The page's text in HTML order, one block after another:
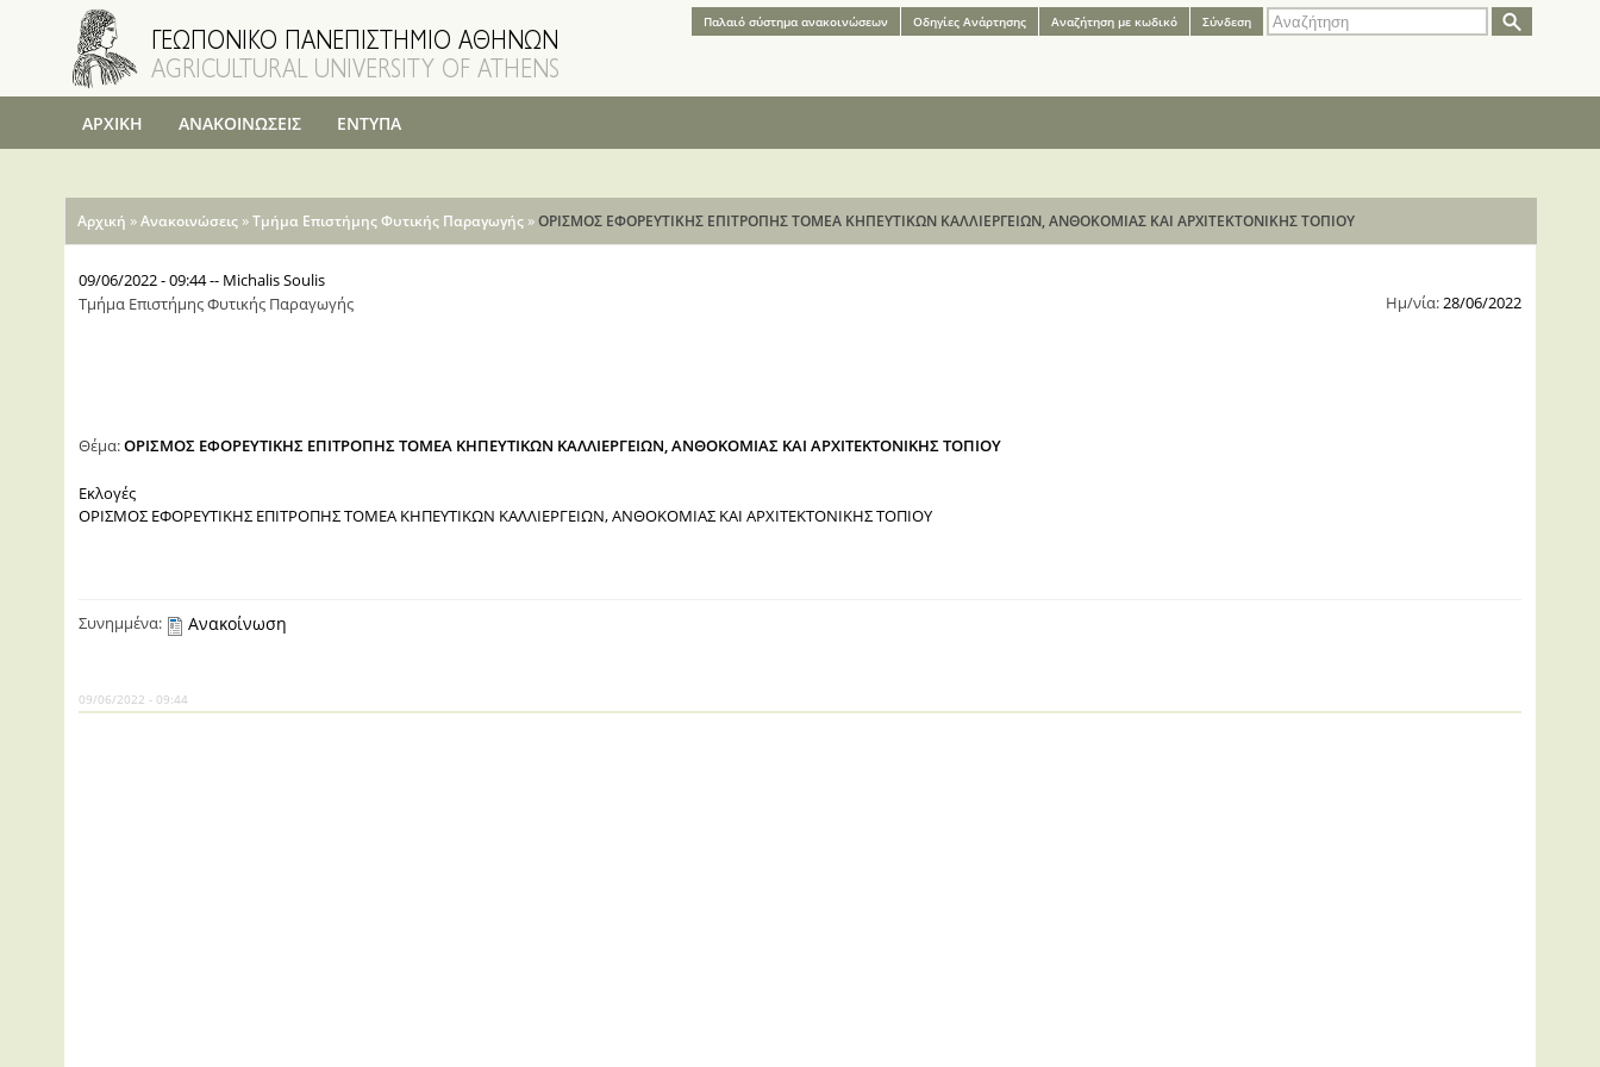
Παράκαμψη
προς το
Φόρμα
αναζήτησης
Αναζήτηση
Σύνδεση
Αναζήτηση με κωδικό
Oδηγίες Aνάρτησης
Παλαιό σύστημα ανακοινώσεων
ΑΡΧΙΚΗ ΑΝΑΚΟΙΝΩΣΕΙΣ ΕΝΤΥΠΑ
Είστε εδώ
Αρχική »Ανακοινώσεις »Τμήμα Επιστήμης Φυτικής Παραγωγής »ΟΡΙΣΜΟΣ ΕΦΟΡΕΥΤΙΚΗΣ ΕΠΙΤΡΟΠΗΣ ΤΟΜΕΑ ΚΗΠΕΥΤΙΚΩΝ ΚΑΛΛΙΕΡΓΕΙΩΝ, ΑΝΘΟΚΟΜΙΑΣ ΚΑΙ ΑΡΧΙΤΕΚΤΟΝΙΚΗΣ ΤΟΠΙΟΥ
09/06/2022 - 09:44-- Michalis Soulis
Ημ/νία:28/06/2022
Τμήμα Επιστήμης Φυτικής Παραγωγής
Θέμα:ΟΡΙΣΜΟΣ ΕΦΟΡΕΥΤΙΚΗΣ ΕΠΙΤΡΟΠΗΣ ΤΟΜΕΑ ΚΗΠΕΥΤΙΚΩΝ ΚΑΛΛΙΕΡΓΕΙΩΝ, ΑΝΘΟΚΟΜΙΑΣ ΚΑΙ ΑΡΧΙΤΕΚΤΟΝΙΚΗΣ ΤΟΠΙΟΥ
Εκλογές
ΟΡΙΣΜΟΣ ΕΦΟΡΕΥΤΙΚΗΣ ΕΠΙΤΡΟΠΗΣ ΤΟΜΕΑ ΚΗΠΕΥΤΙΚΩΝ ΚΑΛΛΙΕΡΓΕΙΩΝ, ΑΝΘΟΚΟΜΙΑΣ ΚΑΙ ΑΡΧΙΤΕΚΤΟΝΙΚΗΣ ΤΟΠΙΟΥ
Συνημμένα: Ανακοίνωση
09/06/2022 - 09:44